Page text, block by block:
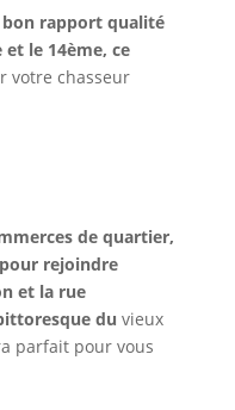
rapport qualité
le 14ème, ce
votre chasseur
de quartier,
rejoindre
et la rue
du vieux
parfait pour vous